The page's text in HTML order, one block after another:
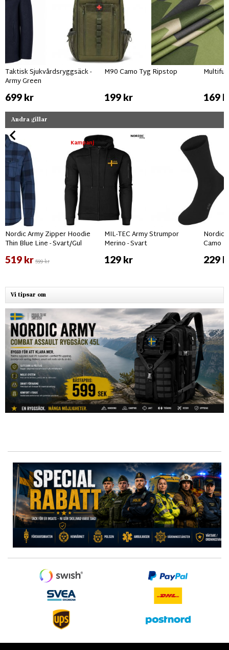
Taktisk Sjukvårdsryggsäck -
Army Green
699 kr
M90 Camo Tyg Ripstop
199 kr 169
Andra gillar
Kampanj
Nordic Army Zipper Hoodie
Thin Blue Line - Svart/Gul
519 kr599 kr
MIL-TEC Army Strumpor
Merino - Svart
129 kr
Nordic
Camo
229
Vi tipsar om